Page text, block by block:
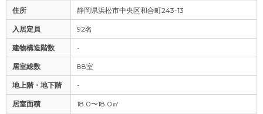
住所 静岡県浜松市中央区和合町243-13
入居定員 92名
建物構造階数 -
居室総数 88室
地上階・地下階 -
居室面積 18.0〜18.0㎡